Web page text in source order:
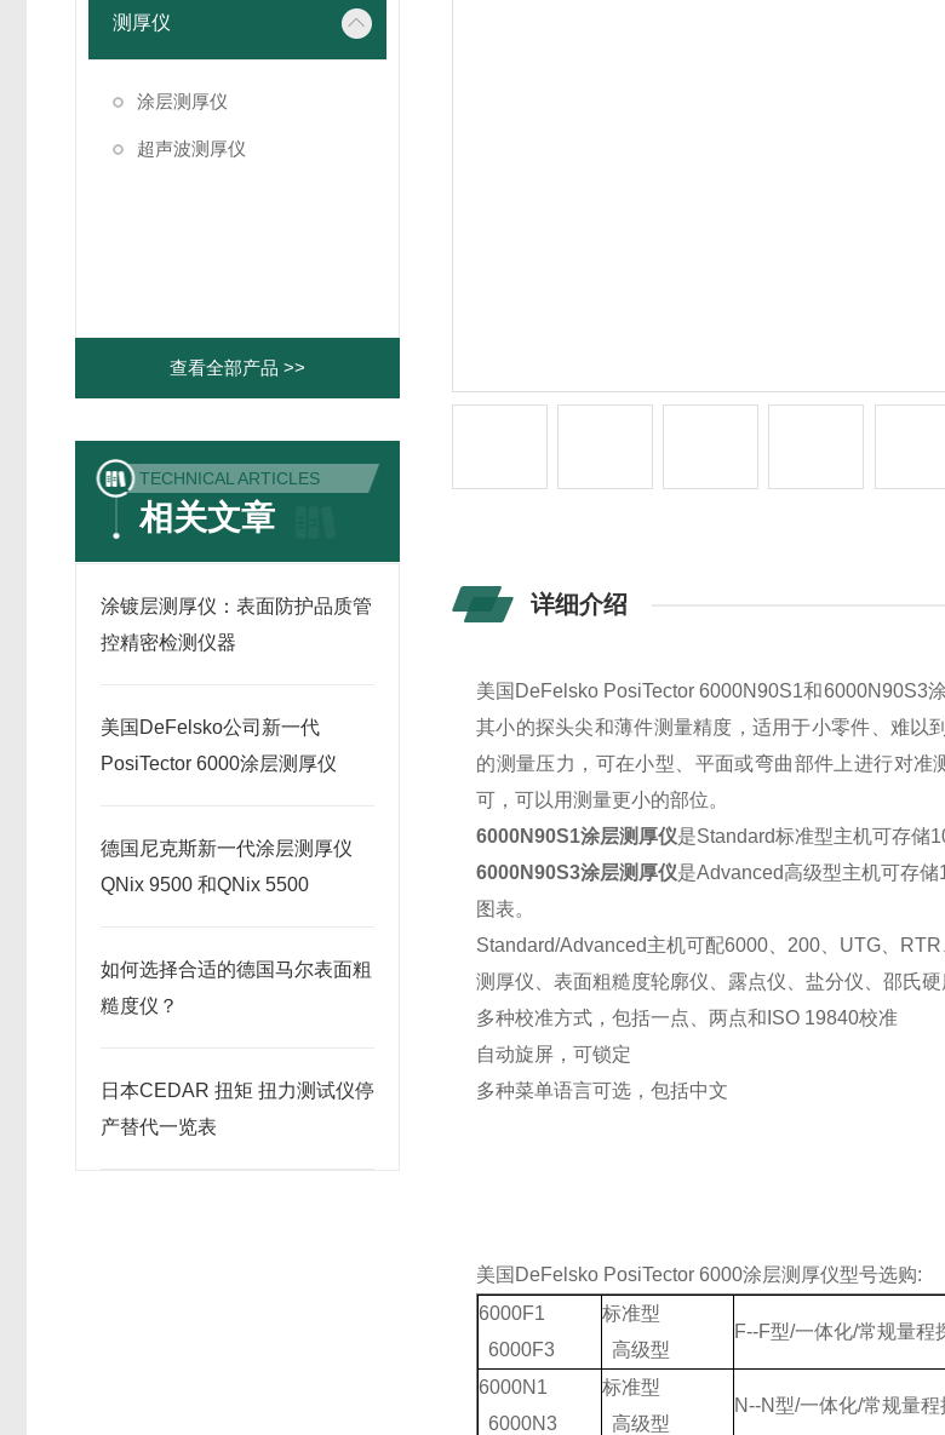
测厚仪
涂层测厚仪
超声波测厚仪
查看全部产品 >>
TECHNICAL ARTICLES
相关文章
涂镀层测厚仪：表面防护品质管
控精密检测仪器
美国DeFelsko公司新一代
PosiTector 6000涂层测厚仪
德国尼克斯新一代涂层测厚仪
QNix 9500 和QNix 5500
如何选择合适的德国马尔表面粗
糙度仪？
日本CEDAR 扭矩 扭力测试仪停
产替代一览表
详细介绍
美国DeFelsko PosiTector 6000N90S1和6000N90S3
其小的探头尖和薄件测量精度，适用于小零件、难以
的测量压力，可在小型、平面或弯曲部件上进行对
可，可以用测量更小的部位。
6000N90S1涂层测厚仪是Standard标准型主机可存储
6000N90S3涂层测厚仪是Advanced高级型主机可存
图表。
Standard/Advanced主机可配6000、200、UTG、
测厚仪、表面粗糙度轮廓仪、露点仪、盐分仪、邵氏
多种校准方式，包括一点、两点和ISO 19840校准
自动旋屏，可锁定
多种菜单语言可选，包括中文
美国DeFelsko PosiTector 6000涂层测厚仪型号选购:
6000F1
6000F3
标准型
高级型
F--F型/一体化/常规量程
6000N1
6000N3
标准型
高级型
N--N型/一体化/常规量程